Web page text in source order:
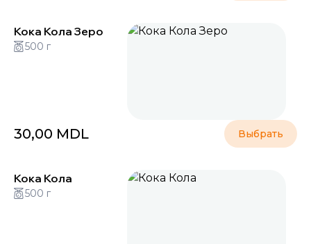
Кока Кола Зеро
500 г
30,00 MDL Выбрать
Кока Кола
500 г